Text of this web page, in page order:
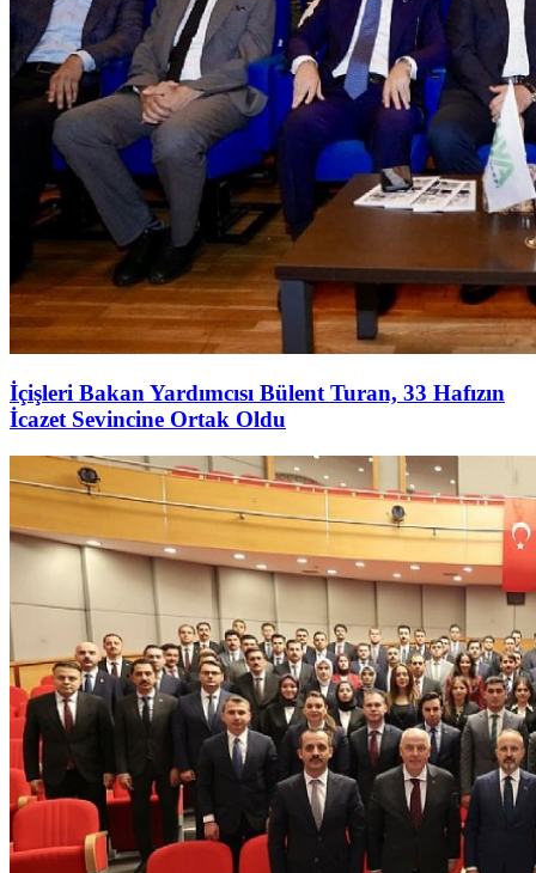
İçişleri Bakan Yardımcısı Bülent Turan, 33 Hafızın
İcazet Sevincine Ortak Oldu